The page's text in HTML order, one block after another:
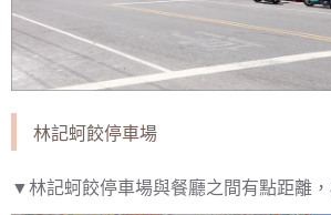
林記蚵餃停車場
▼林記蚵餃停車場與餐廳之間有點距離，